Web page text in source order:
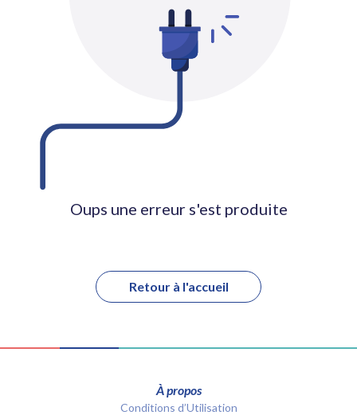
Oups une erreur s'est produite
Retour à l'accueil
À propos
Conditions d’Utilisation